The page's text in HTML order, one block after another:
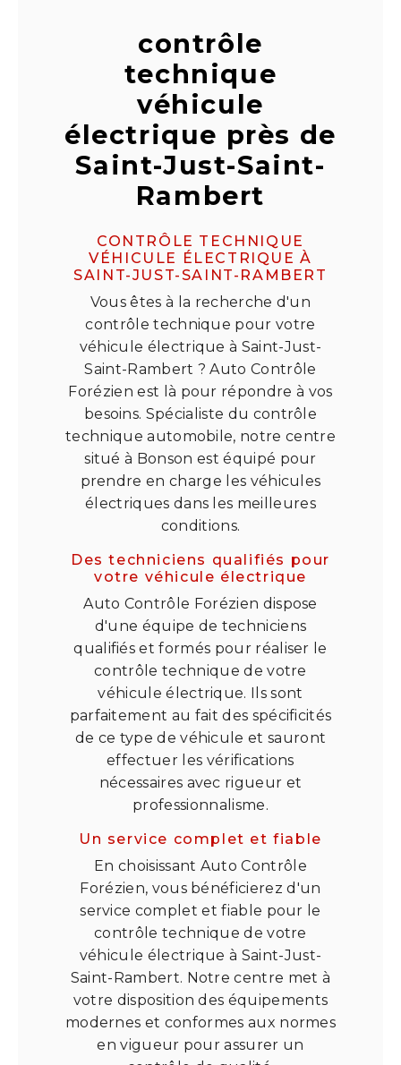
contrôle
technique
véhicule
électrique près de
Saint-Just-Saint-
Rambert
CONTRÔLE TECHNIQUE
VÉHICULE ÉLECTRIQUE À
SAINT-JUST-SAINT-RAMBERT
Vous êtes à la recherche d'un
contrôle technique pour votre
véhicule électrique à Saint-Just-
Saint-Rambert ? Auto Contrôle
Forézien est là pour répondre à vos
besoins. Spécialiste du contrôle
technique automobile, notre centre
situé à Bonson est équipé pour
prendre en charge les véhicules
électriques dans les meilleures
conditions.
Des techniciens qualifiés pour
votre véhicule électrique
Auto Contrôle Forézien dispose
d'une équipe de techniciens
qualifiés et formés pour réaliser le
contrôle technique de votre
véhicule électrique. Ils sont
parfaitement au fait des spécificités
de ce type de véhicule et sauront
effectuer les vérifications
nécessaires avec rigueur et
professionnalisme.
Un service complet et fiable
En choisissant Auto Contrôle
Forézien, vous bénéficierez d'un
service complet et fiable pour le
contrôle technique de votre
véhicule électrique à Saint-Just-
Saint-Rambert. Notre centre met à
votre disposition des équipements
modernes et conformes aux normes
en vigueur pour assurer un